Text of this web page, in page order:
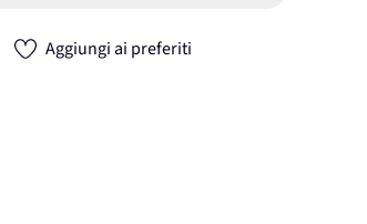
Aggiungi ai preferiti